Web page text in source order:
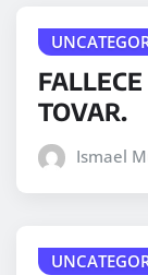
TOVAR.
Ismael